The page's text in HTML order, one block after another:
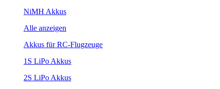
NiMH Akkus
Alle anzeigen
Akkus für RC-Flugzeuge
1S LiPo Akkus
2S LiPo Akkus